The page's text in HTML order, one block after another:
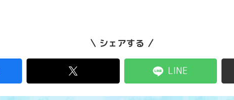
シェアする
LINE